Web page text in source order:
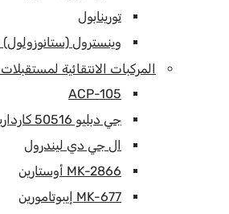
تورينابول
وينسترول
المركبات الانتقائية
ACP-105
جي دبليو 50516 كاردارين
ال جي دي ليندرول
MK-2866 أوستارين
MK-677 إيبوتامورين